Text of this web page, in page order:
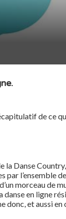
de ce
la Danse
par l’en­semble
morceau de
en ligne
donc, et aussi en